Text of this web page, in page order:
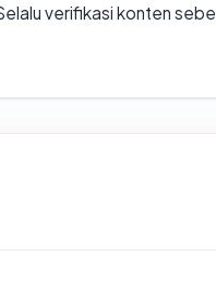
verifikasi konten